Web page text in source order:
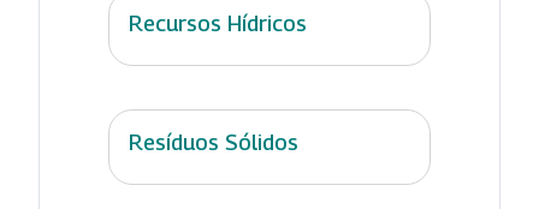
Recursos Hídricos
Resíduos Sólidos